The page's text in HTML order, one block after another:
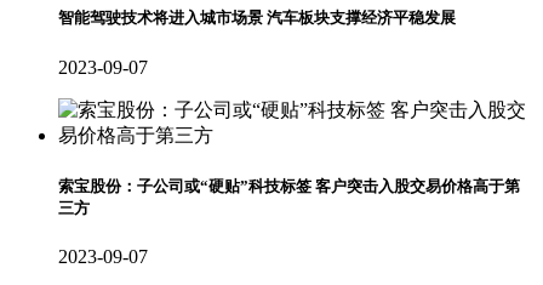
智能驾驶技术将进入城市场景 汽车板块支撑经济平稳发展
2023-09-07
索宝股份：子公司或“硬贴”科技标签 客户突击入股交易价格高于第
三方
2023-09-07